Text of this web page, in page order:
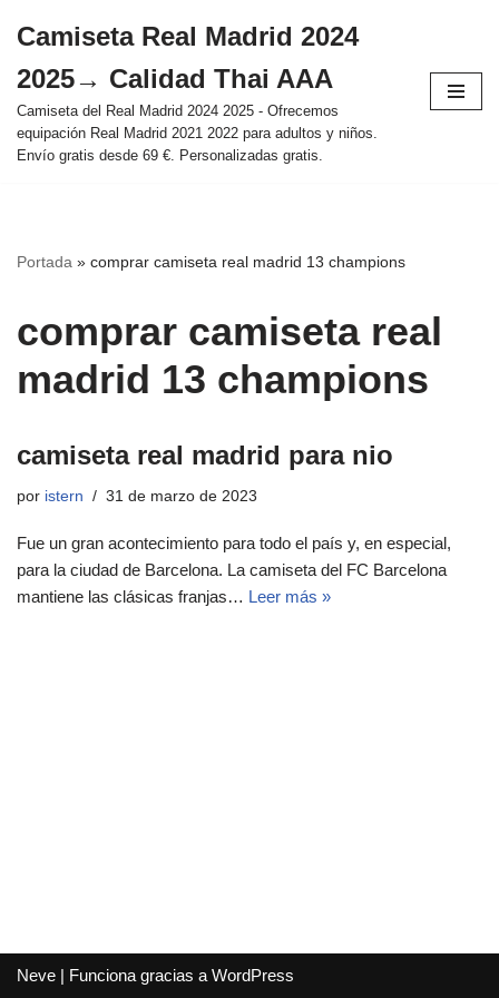
al
contenido
Camiseta Real Madrid 2024
2025→ Calidad Thai AAA
Camiseta del Real Madrid 2024 2025 - Ofrecemos
equipación Real Madrid 2021 2022 para adultos y niños.
Envío gratis desde 69 €. Personalizadas gratis.
Portada » comprar camiseta real madrid 13 champions
comprar camiseta real
madrid 13 champions
camiseta real madrid para nio
por istern 31 de marzo de 2023
Fue un gran acontecimiento para todo el país y, en especial,
para la ciudad de Barcelona. La camiseta del FC Barcelona
mantiene las clásicas franjas… Leer más »
Neve | Funciona gracias a WordPress